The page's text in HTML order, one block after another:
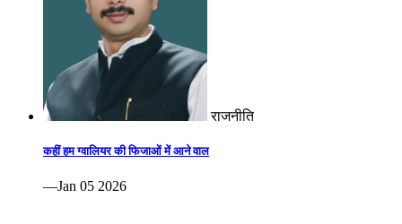
राजनीति
कहीं हम ग्वालियर की फिजाओं में आने वाल
—Jan 05 2026